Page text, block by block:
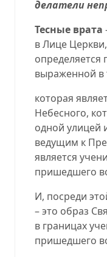
делатели
Тесные врата
в Лице
определяется
выраженной в
которая
Небесного,
одной улицей
ведущим к
является
пришедшего
И, посреди
– это образ
в границах
пришедшего